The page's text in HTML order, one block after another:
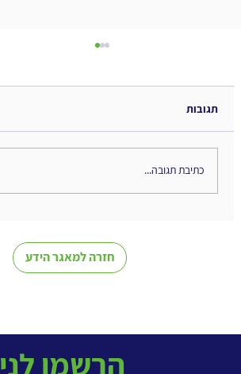
חזרה למאגר הידע
More Fearless Change - סיכום ספר
תגובות
כתיבת תגובה...